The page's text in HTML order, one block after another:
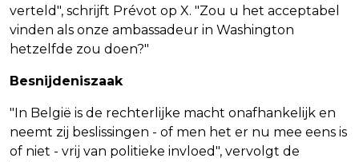
verteld", schrijft Prévot op X. "Zou u het acceptabel
vinden als onze ambassadeur in Washington
hetzelfde zou doen?"
Besnijdeniszaak
"In België is de rechterlijke macht onafhankelijk en
neemt zij beslissingen - of men het er nu mee eens is
of niet - vrij van politieke invloed", vervolgt de